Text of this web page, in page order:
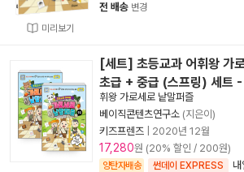
미리보기
전 배송 변경
[세트] 초등교과 어휘왕 가
초급 + 중급 (스프링) 세트
휘왕 가로세로 낱말퍼즐
베이직콘텐츠연구소 (지은이)
키즈프렌즈
2020년 12월
17,280원 (20% 할인 / 200원)
양탄자배송 썬데이 EXPRESS 내